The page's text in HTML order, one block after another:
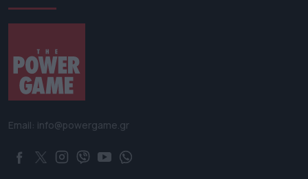
Email: info@powergame.gr